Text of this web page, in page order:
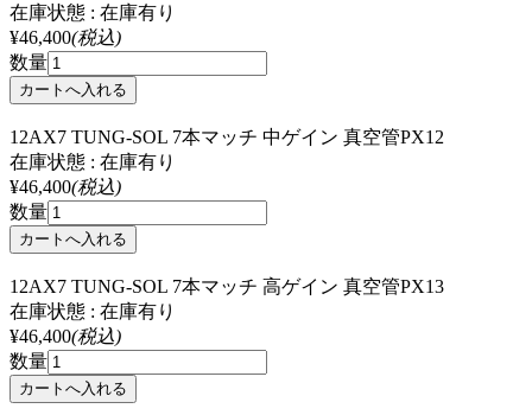
在庫状態 : 在庫有り
¥46,400(税込)
数量
12AX7 TUNG-SOL 7本マッチ 中ゲイン 真空管PX12
在庫状態 : 在庫有り
¥46,400(税込)
数量
12AX7 TUNG-SOL 7本マッチ 高ゲイン 真空管PX13
在庫状態 : 在庫有り
¥46,400(税込)
数量